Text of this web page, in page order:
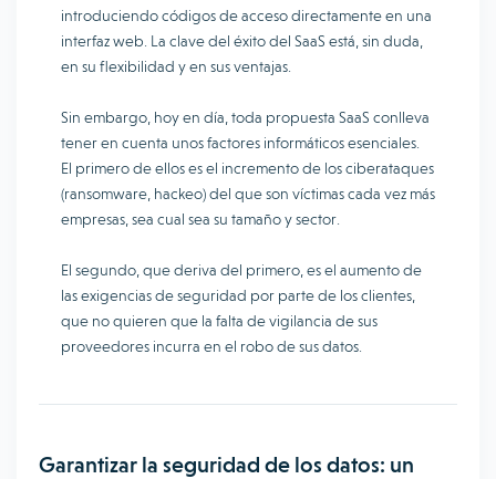
introduciendo códigos de acceso directamente en una
interfaz web. La clave del éxito del SaaS está, sin duda,
en su flexibilidad y en sus ventajas.
Sin embargo, hoy en día, toda propuesta SaaS conlleva
tener en cuenta unos factores informáticos esenciales.
El primero de ellos es el incremento de los ciberataques
(ransomware, hackeo) del que son víctimas cada vez más
empresas, sea cual sea su tamaño y sector.
El segundo, que deriva del primero, es el aumento de
las exigencias de seguridad por parte de los clientes,
que no quieren que la falta de vigilancia de sus
proveedores incurra en el robo de sus datos.
Garantizar la seguridad de los datos: un